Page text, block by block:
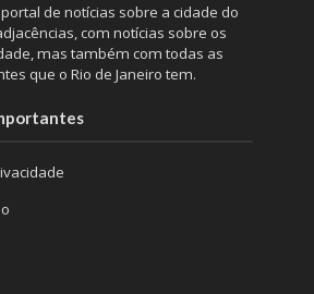
de notícias sobre a cidade do
com notícias sobre os
mas também com todas as
que o Rio de Janeiro tem.